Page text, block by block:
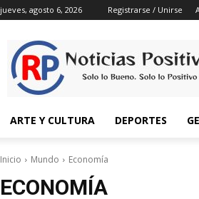
jueves, agosto 6, 2026 Registrarse / Unirse
ARTE Y CULTURA DEPORTES
Inicio Mundo Economía
ECONOMÍA